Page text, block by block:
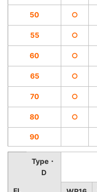
50 ○
55 ○
60 ○
65 ○
70 ○
80 ○
90
Type・
D